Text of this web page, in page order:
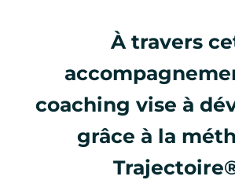
À travers
coaching vise à
grâce à la